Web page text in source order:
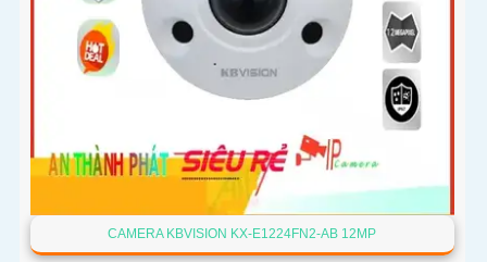
CAMERA KBVISION KX-E1224FN2-AB 12MP